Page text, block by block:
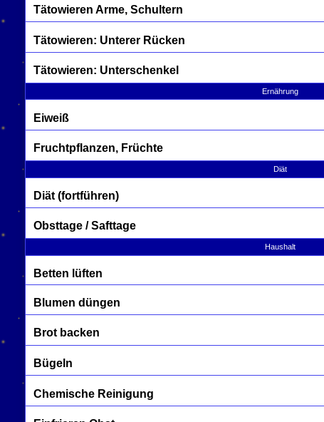
Tätowieren Arme, Schultern
Tätowieren: Unterer Rücken
Tätowieren: Unterschenkel
Ernährung
Eiweiß
Fruchtpflanzen, Früchte
Diät
Diät (fortführen)
Obsttage / Safttage
Haushalt
Betten lüften
Blumen düngen
Brot backen
Bügeln
Chemische Reinigung